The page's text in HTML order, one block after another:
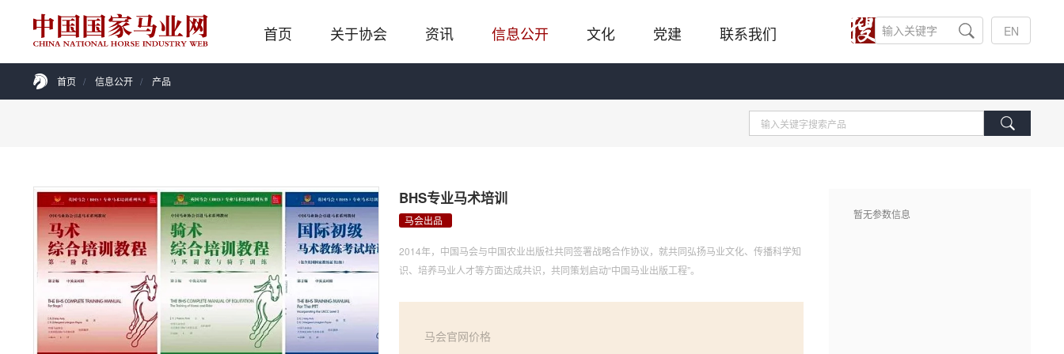
首页 关于协会 资讯 信息公开 文化 党建 联系我们 EN
首页 / 信息公开 / 产品
BHS专业马术培训
马会出品
2014年，中国马会与中国农业出版社共同签署战略合作协议，就共同弘扬马业文化、传播科学知
识、培养马业人才等方面达成共识，共同策划启动“中国马业出版工程”。
马会官网价格
暂无参数信息